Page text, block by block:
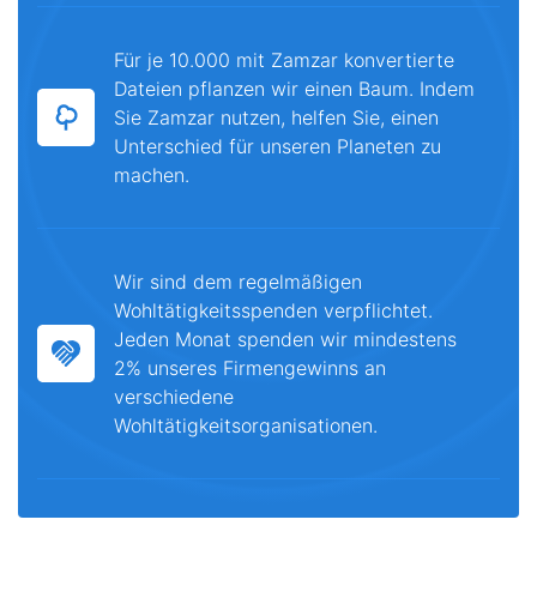
Für je 10.000 mit Zamzar konvertierte
Dateien pflanzen wir einen Baum. Indem
Sie Zamzar nutzen, helfen Sie, einen
Unterschied für unseren Planeten zu
machen.
Wir sind dem regelmäßigen
Wohltätigkeitsspenden verpflichtet.
Jeden Monat spenden wir mindestens
2% unseres Firmengewinns an
verschiedene
Wohltätigkeitsorganisationen.